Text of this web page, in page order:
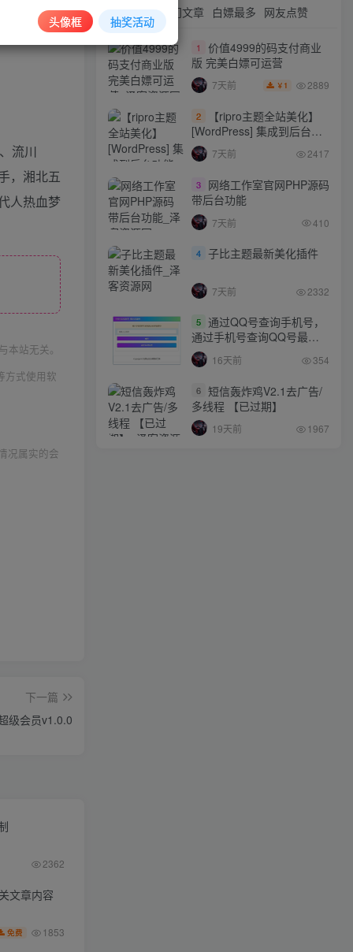
流川
，湘北五
人热血梦
站无关。
方式使用软
况属实的会
下一篇
级会员v1.0.0
2362
文章内容
免费 1853
热门文章 白嫖最多 网友点赞
1
价值4999的码支付商业
版 完美白嫖可运营
7天前 ￥ 1 2889
2
【ripro主题全站美化】
[WordPress] 集成到后台功
能的全站美化包
WordPress…
7天前 2417
3
网络工作室官网PHP源码
带后台功能
7天前 410
4 子比主题最新美化插件
7天前 2332
5 通过QQ号查询手机号，
通过手机号查询QQ号最新
网站源码
16天前 354
6 短信轰炸鸡V2.1去广告/
多线程 【已过期】
19天前 1967
头像框 抽奖活动